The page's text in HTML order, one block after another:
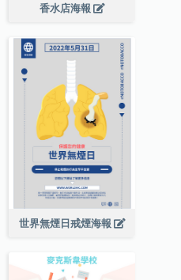
香水店海報
世界無煙日戒煙海報